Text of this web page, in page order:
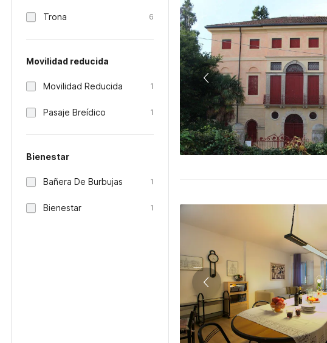
Trona 6
Movilidad reducida
Movilidad Reducida 1
Pasaje Breídico 1
Bienestar
Bañera De Burbujas 1
Bienestar 1